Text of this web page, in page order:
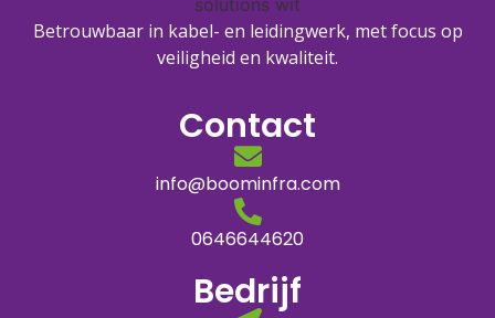
Betrouwbaar in kabel- en leidingwerk, met focus op
veiligheid en kwaliteit.
Contact
info@boominfra.com
0646644620
Bedrijf